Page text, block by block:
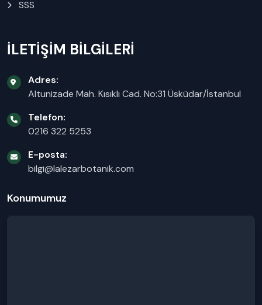
SSS
İLETİŞİM BİLGİLERİ
Adres:
Altunizade Mah. Kısıklı Cad. No:31 Üsküdar/İstanbul
Telefon:
0216 322 5253
E-posta:
bilgi@lalezarbotanik.com
Konumumuz